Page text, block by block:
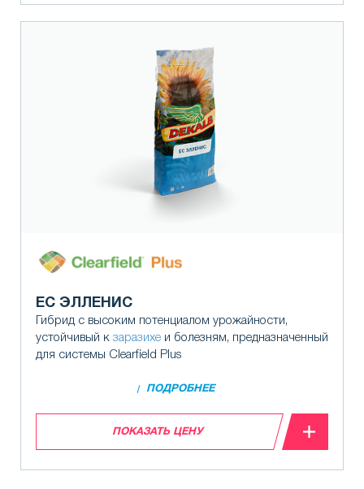
ЕС ЭЛЛЕНИС
Гибрид с высоким потенциалом урожайности,
устойчивый к заразихе и болезням, предназначенный
для системы Clearfield Plus
ПОДРОБНЕЕ
ПОКАЗАТЬ ЦЕНУ